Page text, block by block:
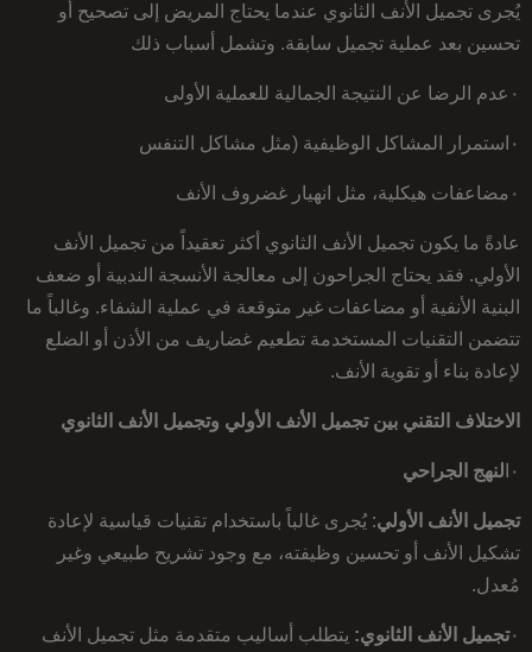
يُجرى تجميل الأنف الثانوي عندما يحتاج المريض إلى تصحيح أو
تحسين بعد عملية تجميل سابقة. وتشمل أسباب ذلك
٠عدم الرضا عن النتيجة الجمالية للعملية الأولى
٠استمرار المشاكل الوظيفية (مثل مشاكل التنفس
٠مضاعفات هيكلية، مثل انهيار غضروف الأنف
عادةً ما يكون تجميل الأنف الثانوي أكثر تعقيداً من تجميل الأنف
الأولي. فقد يحتاج الجراحون إلى معالجة الأنسجة الندبية أو ضعف
البنية الأنفية أو مضاعفات غير متوقعة في عملية الشفاء. وغالباً ما
تتضمن التقنيات المستخدمة تطعيم غضاريف من الأذن أو الضلع
لإعادة بناء أو تقوية الأنف.
الاختلاف التقني بين تجميل الأنف الأولي وتجميل الأنف الثانوي
٠ا لنهج الجراحي
تجميل الأنف الأولي: يُجرى غالباً باستخدام تقنيات قياسية لإعادة
تشكيل الأنف أو تحسين وظيفته، مع وجود تشريح طبيعي وغير
مُعدل.
٠تجميل الأنف الثانوي: يتطلب أساليب متقدمة مثل تجميل الأنف